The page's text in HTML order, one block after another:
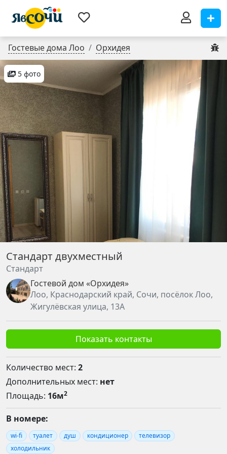
Гостевые дома Лоо Орхидея
5 фото
Стандарт двухместный
Стандарт
Гостевой дом «Орхидея»
Лоо, Краснодарский край, Сочи, посёлок Лоо,
Жигулёвская улица, 13А
Показать контакты
Количество мест: 2
Дополнительных мест: нет
Площадь: 16м2
В номере:
wi-fi туалет душ кондиционер
телевизор
холодильник